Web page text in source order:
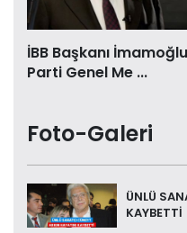
İBB Başkanı
Parti Genel Me ...
Foto-Galeri
ÜNLÜ
KAYBETTİ